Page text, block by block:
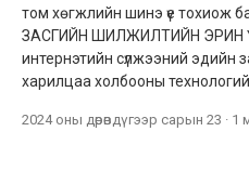
том хөгжлийн шинэ үе тохиож
ЗАСГИЙН ШИЛЖИЛТИЙН ЭРИН
интернэтийн сүлжээний эдийн
харилцаа холбооны
2024 оны дөрөвдүгээр сарын 23 · 1